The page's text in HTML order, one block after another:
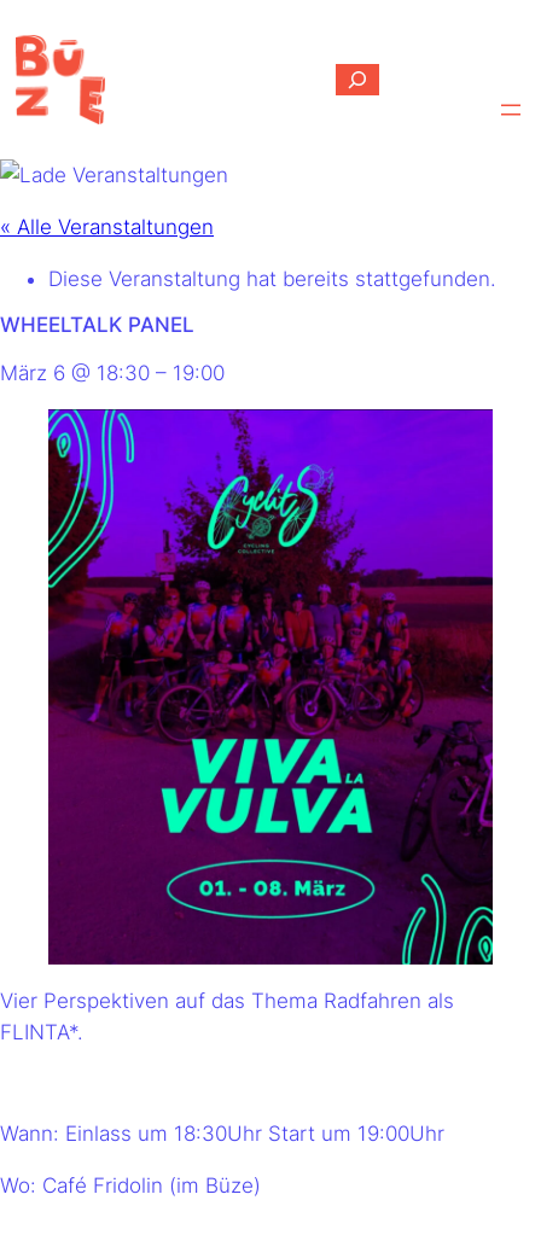
Suchen
« Alle Veranstaltungen
Diese Veranstaltung hat bereits stattgefunden.
WHEELTALK PANEL
März 6 @ 18:30 – 19:00
Vier Perspektiven auf das Thema Radfahren als
FLINTA*.
Wann: Einlass um 18:30Uhr Start um 19:00Uhr
Wo: Café Fridolin (im Büze)